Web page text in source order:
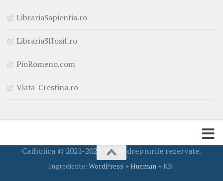
LibrariaSapientia.ro
LibrariaSfIosif.ro
PioRomeno.com
Viata-Crestina.ro
Catholica © 2021-2026. Toate drepturile rezervate.
Ingrediente: WordPress +Hueman+ KN.